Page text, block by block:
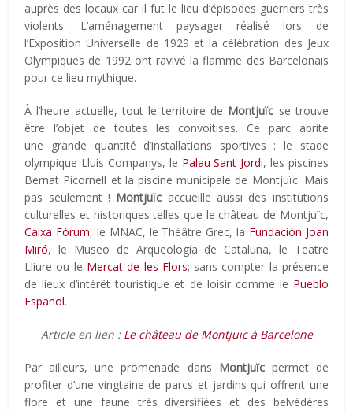
auprès des locaux car il fut le lieu d’épisodes guerriers très
violents. L’aménagement paysager réalisé lors de
l’Exposition Universelle de 1929 et la célébration des Jeux
Olympiques de 1992 ont ravivé la flamme des Barcelonais
pour ce lieu mythique.
À l’heure actuelle, tout le territoire de Montjuïc se trouve
être l’objet de toutes les convoitises. Ce parc abrite
une grande quantité d’installations sportives : le stade
olympique Lluís Companys, le Palau Sant Jordi, les piscines
Bernat Picornell et la piscine municipale de Montjuïc. Mais
pas seulement ! Montjuïc accueille aussi des institutions
culturelles et historiques telles que le château de Montjuïc,
Caixa Fòrum, le MNAC, le Théâtre Grec, la Fundación Joan
Miró, le Museo de Arqueología de Cataluña, le Teatre
Lliure ou le Mercat de les Flors; sans compter la présence
de lieux d’intérêt touristique et de loisir comme le Pueblo
Español.
Article en lien : Le château de Montjuïc à Barcelone
Par ailleurs, une promenade dans Montjuïcpermet de
profiter d’une vingtaine de parcs et jardins qui offrent une
flore et une faune très diversifiées et des belvédères